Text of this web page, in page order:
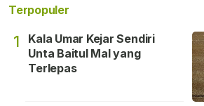
Terpopuler
1
Kala Umar Kejar Sendiri
Unta Baitul Mal yang
Terlepas